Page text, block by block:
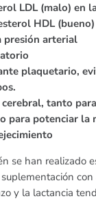
LDL (malo) en
HDL
presión arterial
plaquetario,
tanto
para potenciar la
se han realizado
con
y la lactancia